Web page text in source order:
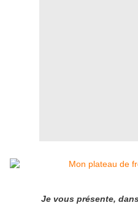
Je vous présente,